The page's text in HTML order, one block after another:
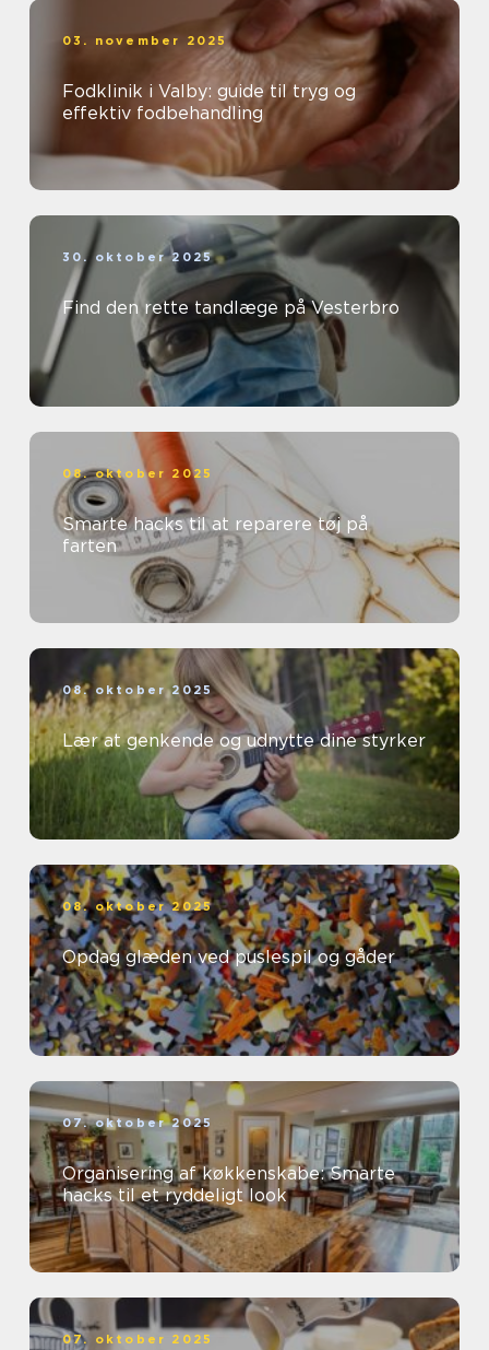
03. november 2025
Fodklinik i Valby: guide til tryg og
effektiv fodbehandling
30. oktober 2025
Find den rette tandlæge på Vesterbro
08. oktober 2025
Smarte hacks til at reparere tøj på
farten
08. oktober 2025
Lær at genkende og udnytte dine styrker
08. oktober 2025
Opdag glæden ved puslespil og gåder
07. oktober 2025
Organisering af køkkenskabe: Smarte
hacks til et ryddeligt look
07. oktober 2025